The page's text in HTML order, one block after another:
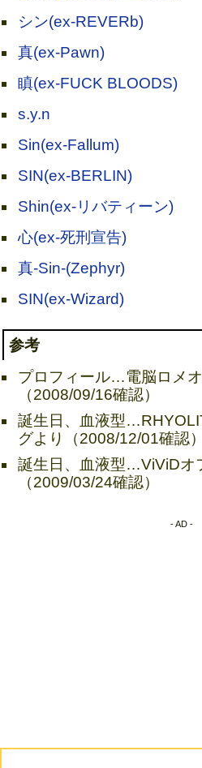
シン(ex-REVERb)
真(ex-Pawn)
瞋(ex-FUCK BLOODS)
s.y.n
Sin(ex-Fallum)
SIN(ex-BERLIN)
Shin(ex-リバティーン)
心(ex-死刑宣告)
真-Sin-(Zephyr)
SIN(ex-Wizard)
参考
プロフィール…電脳ロメ
（2008/09/16確認）
誕生日、血液型
グより（2008/12/01確認）
誕生日、血液型…ViViDオ
（2009/03/24確認）
- AD -